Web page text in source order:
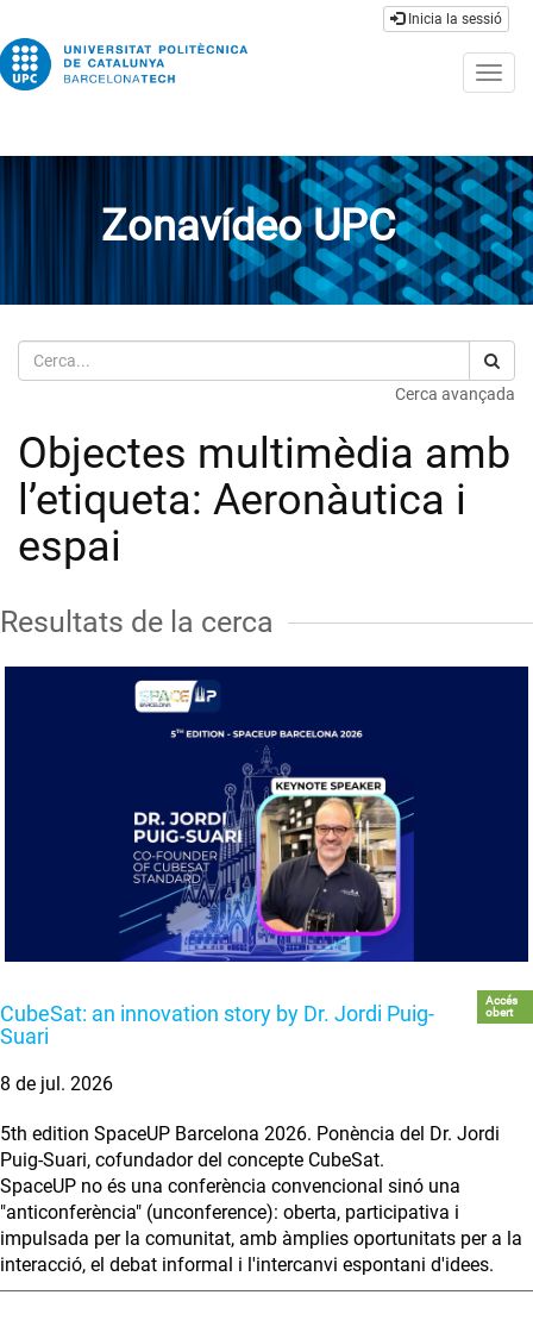
Inicia la sessió
Zonavídeo UPC
Cerca
Cerca avançada
Objectes multimèdia amb
l’etiqueta: Aeronàutica i
espai
Resultats de la cerca
CubeSat: an innovation story by Dr. Jordi Puig-
Suari
Accés
obert
8 de jul. 2026
5th edition SpaceUP Barcelona 2026. Ponència del Dr. Jordi
Puig-Suari, cofundador del concepte CubeSat.
SpaceUP no és una conferència convencional sinó una
"anticonferència" (unconference): oberta, participativa i
impulsada per la comunitat, amb àmplies oportunitats per a la
interacció, el debat informal i l'intercanvi espontani d'idees.